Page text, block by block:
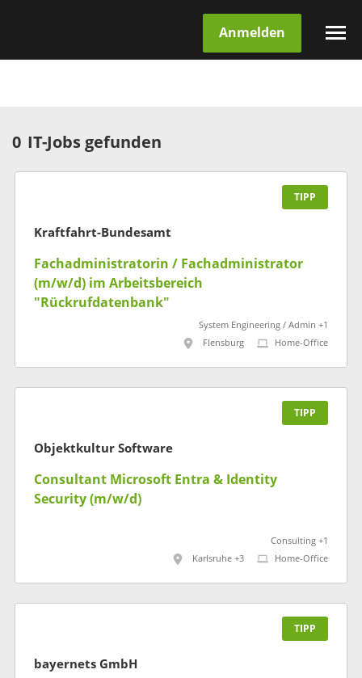
Anmelden
0 IT-Jobs gefunden
TIPP
Kraftfahrt-Bundesamt
Fachadministratorin / Fachadministrator
(m/w/d) im Arbeitsbereich
"Rückrufdatenbank"
System Engineering / Admin +1
Flensburg
Home-Office
TIPP
Objektkultur Software
Consultant Microsoft Entra & Identity
Security (m/w/d)
Consulting +1
Karlsruhe +3
Home-Office
TIPP
bayernets GmbH